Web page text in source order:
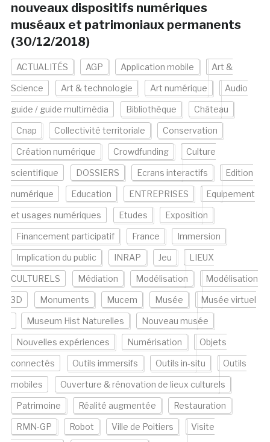
nouveaux dispositifs numériques
muséaux et patrimoniaux permanents
(30/12/2018)
ACTUALITÉS AGP Application mobile Art &
Science Art & technologie Art numérique Audio
guide / guide multimédia Bibliothèque Château
Cnap Collectivité territoriale Conservation
Création numérique Crowdfunding Culture
scientifique DOSSIERS Ecrans interactifs Edition
numérique Education ENTREPRISES Equipement
et usages numériques Etudes Exposition
Financement participatif France Immersion
Implication du public INRAP Jeu LIEUX
CULTURELS Médiation Modélisation Modélisation
3D Monuments Mucem Musée Musée virtuel
Museum Hist Naturelles Nouveau musée
Nouvelles expériences Numérisation Objets
connectés Outils immersifs Outils in-situ Outils
mobiles Ouverture & rénovation de lieux culturels
Patrimoine Réalité augmentée Restauration
RMN-GP Robot Ville de Poitiers Visite